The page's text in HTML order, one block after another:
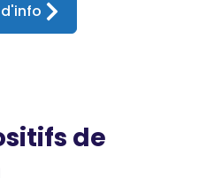
d'info
de